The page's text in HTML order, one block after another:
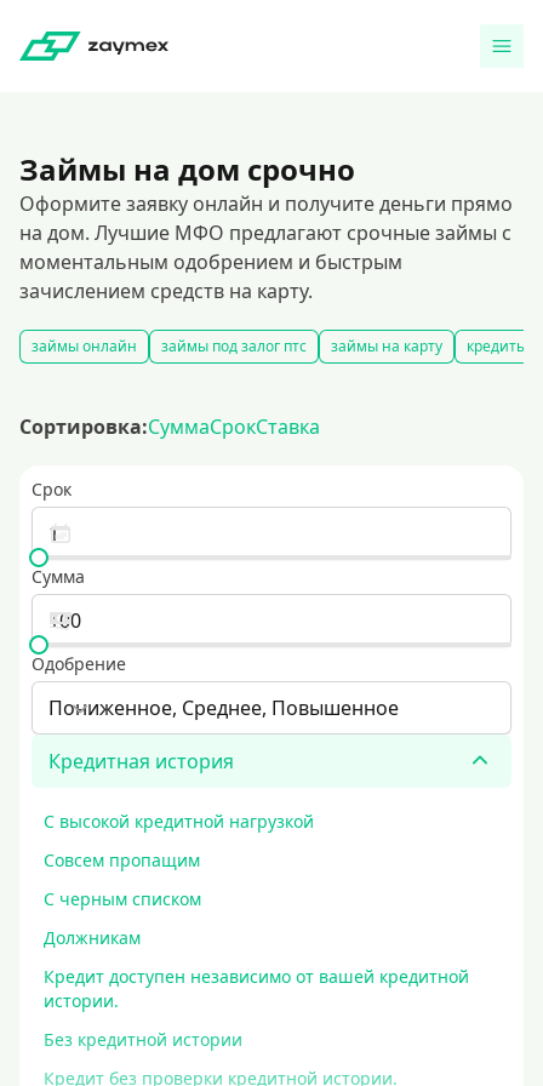
Займы на дом срочно
Оформите заявку онлайн и получите деньги прямо
на дом. Лучшие МФО предлагают срочные займы с
моментальным одобрением и быстрым
зачислением средств на карту.
займы онлайн займы под залог птс займы на карту кредиты
Сортировка:СуммаСрокСтавка
Срок
Сумма
Одобрение
Пониженное, Среднее, Повышенное
Кредитная история
С высокой кредитной нагрузкой
Совсем пропащим
С черным списком
Должникам
Кредит доступен независимо от вашей кредитной
истории.
Без кредитной истории
Кредит без проверки кредитной истории.